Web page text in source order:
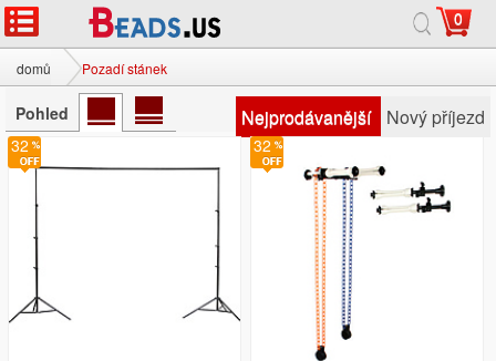
0
domů Pozadí stánek
Pohled Nejprodávanější Nový příjezd
32 32